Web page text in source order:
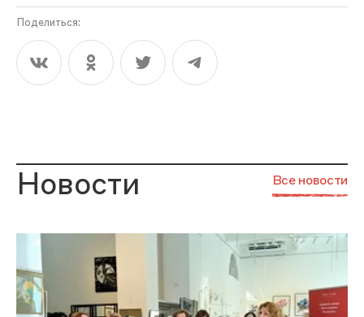
Поделиться:
Новости Все новости